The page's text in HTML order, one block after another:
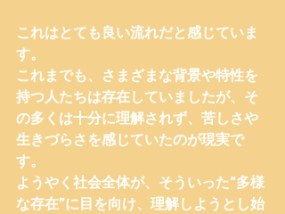
これはとても良い流れだと感じていま
す。
これまでも、さまざまな背景や特性を
持つ人たちは存在していましたが、そ
の多くは十分に理解されず、苦しさや
生きづらさを感じていたのが現実で
す。
ようやく社会全体が、そういった“多様
な存在”に目を向け、理解しようとし始